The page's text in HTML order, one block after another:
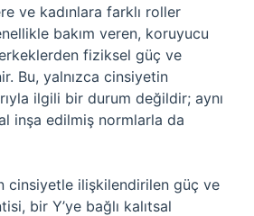
ve kadınlara farklı roller
bakım veren, koruyucu
fiziksel güç ve
Bu, yalnızca cinsiyetin
ilgili bir durum değildir; aynı
inşa edilmiş normlarla da
cinsiyetle ilişkilendirilen güç ve
bir Y’ye bağlı kalıtsal